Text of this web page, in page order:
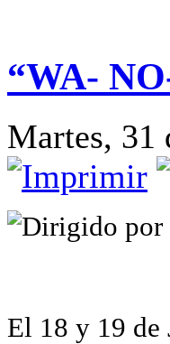
“WA-
Martes, 31
Dirigido por
El 18 y 19 de